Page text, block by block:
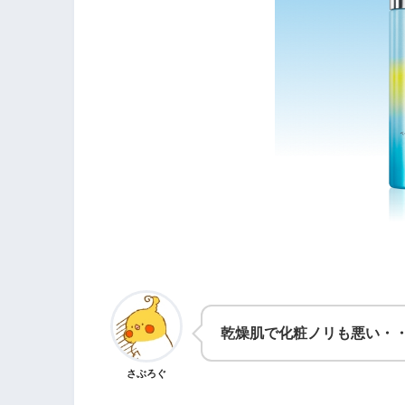
さぶろぐ
乾燥肌で化粧ノリも悪い・